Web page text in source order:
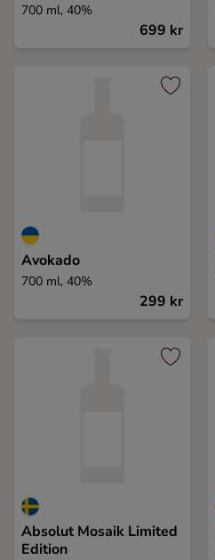
700 ml, 40%
699 kr
Avokado
700 ml, 40%
299 kr
Absolut Mosaik Limited
Edition